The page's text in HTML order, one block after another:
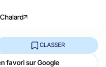
CLASSER
favori sur Google